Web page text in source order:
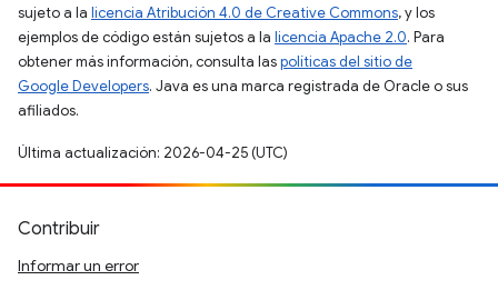
sujeto a la licencia Atribución 4.0 de Creative Commons, y los
ejemplos de código están sujetos a la licencia Apache 2.0. Para
obtener más información, consulta laspolíticas del sitio de
Google Developers. Java es una marca registrada de Oracle o sus
afiliados.
Última actualización: 2026-04-25 (UTC)
Contribuir
Informar un error